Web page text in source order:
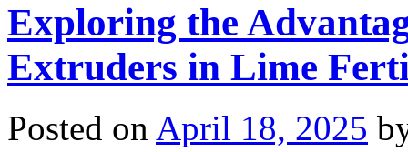
Exploring the
Extruders in Lime
Posted on April 18, 2025